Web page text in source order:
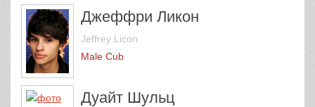
Джеффри Ликон
Jeffrey Licon
Male Cub
Дуайт Шульц